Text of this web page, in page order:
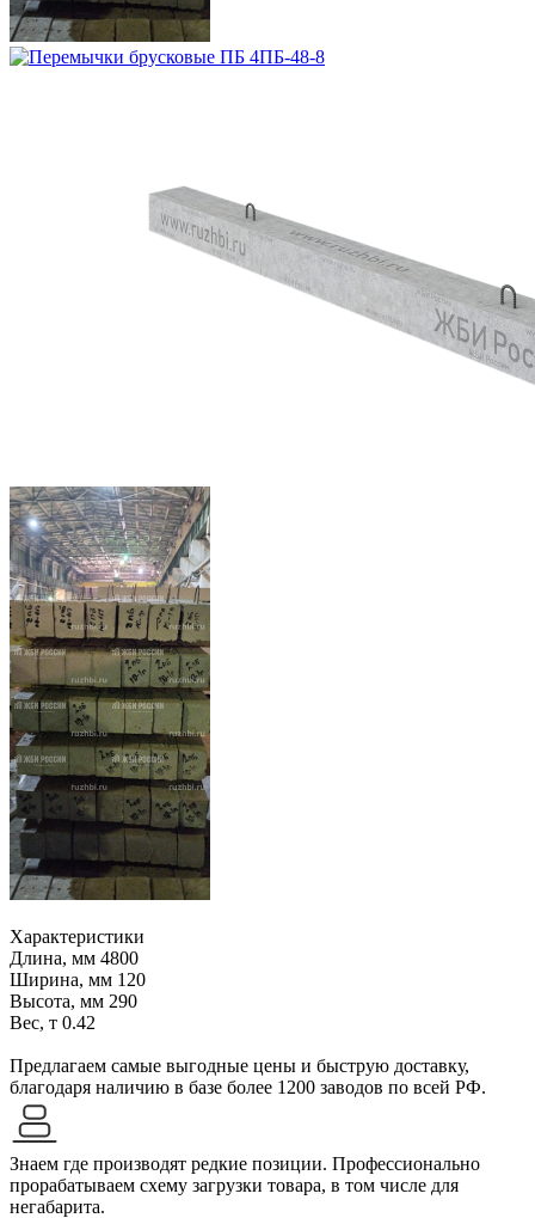
Характеристики
Длина, мм 4800
Ширина, мм 120
Высота, мм 290
Вес, т 0.42
Предлагаем самые выгодные цены и быструю доставку,
благодаря наличию в базе более 1200 заводов по всей РФ.
Знаем где производят редкие позиции. Профессионально
прорабатываем схему загрузки товара, в том числе для
негабарита.